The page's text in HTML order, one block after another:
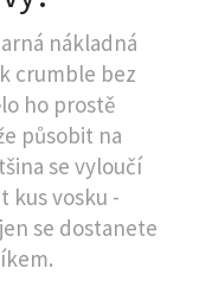
nákladná
crumble bez
ho prostě
působit na
se vyloučí
kus vosku -
se dostanete